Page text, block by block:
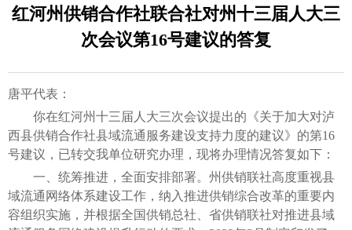
红河州供销合作社联合社对州十三届人大三
次会议第16号建议的答复
唐平代表：
你在红河州十三届人大三次会议提出的《关于加大对泸
西县供销合作社县域流通服务建设支持力度的建议》的第16
号建议，已转交我单位研究办理，现将办理情况答复如下：
一、统筹推进，全面安排部署。州供销联社高度重视县
域流通网络体系建设工作，纳入推进供销综合改革的重要内
容组织实施，并根据全国供销总社、省供销联社对推进县域